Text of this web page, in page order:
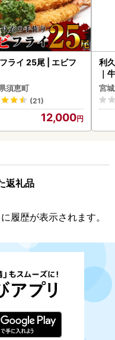
ライ 25尾 | エビフ
須恵町
(21)
12,000
利
｜
宮
返礼品
履歴が表示されます。